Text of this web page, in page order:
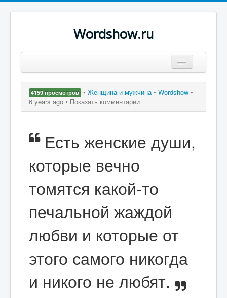
Wordshow.ru
Популярные цитаты
Поиск
4159 просмотров • Женщина и мужчина• Wordshow •
6 years ago • Показать комментарии
Есть женские души,
которые вечно
томятся какой-то
печальной жаждой
любви и которые от
этого самого никогда
и никого не любят.